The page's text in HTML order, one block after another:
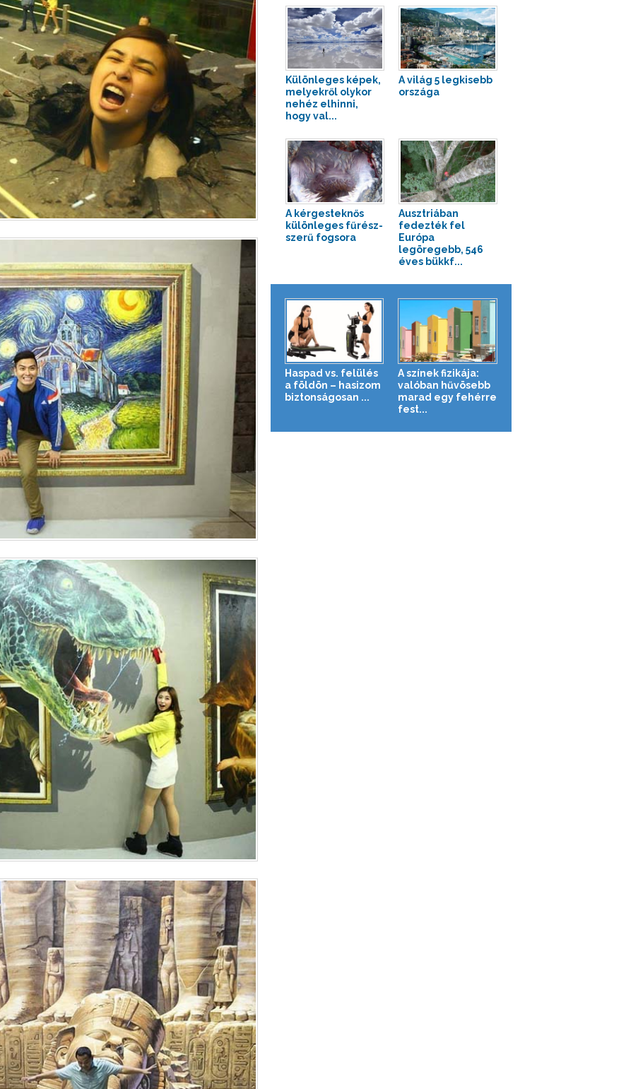
Különleges képek,
melyekről olykor
nehéz elhinni,
hogy val...
A világ 5 legkisebb
országa
A kérgesteknős
különleges fűrész-
szerű fogsora
Ausztriában
fedezték fel
Európa
legöregebb, 546
éves bükkf...
Haspad vs. felülés
a földön – hasizom
biztonságosan ...
A színek fizikája:
valóban hűvösebb
marad egy fehérre
fest...